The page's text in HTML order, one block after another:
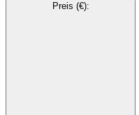
Preis (€):